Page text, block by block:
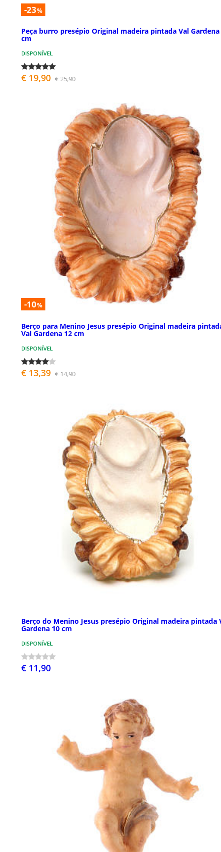
-23%
Peça burro presépio Original madeira pintada Val Gardena
cm
DISPONÍVEL
€ 19,90 € 25,90
-10%
Berço para Menino Jesus presépio Original madeira
Val Gardena 12 cm
DISPONÍVEL
€ 13,39 € 14,90
Berço do Menino Jesus presépio Original madeira pintada
Gardena 10 cm
DISPONÍVEL
€ 11,90